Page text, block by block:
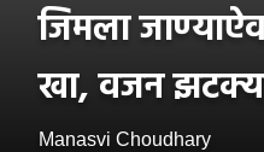
जिमला
खा, वजन
Manasvi Choudhary